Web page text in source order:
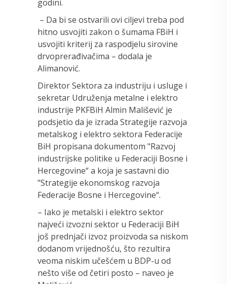
godini.
– Da bi se ostvarili ovi ciljevi treba pod
hitno usvojiti zakon o šumama FBiH i
usvojiti kriterij za raspodjelu sirovine
drvoprerađivačima – dodala je
Alimanović.
Direktor Sektora za industriju i usluge i
sekretar Udruženja metalne i elektro
industrije PKFBiH Almin Mališević je
podsjetio da je izrada Strategije razvoja
metalskog i elektro sektora Federacije
BiH propisana dokumentom "Razvoj
industrijske politike u Federaciji Bosne i
Hercegovine“ a koja je sastavni dio
"Strategije ekonomskog razvoja
Federacije Bosne i Hercegovine“.
– Iako je metalski i elektro sektor
najveći izvozni sektor u Federaciji BiH
još prednjači izvoz proizvoda sa niskom
dodanom vrijednošću, što rezultira
veoma niskim učešćem u BDP-u od
nešto više od četiri posto – naveo je